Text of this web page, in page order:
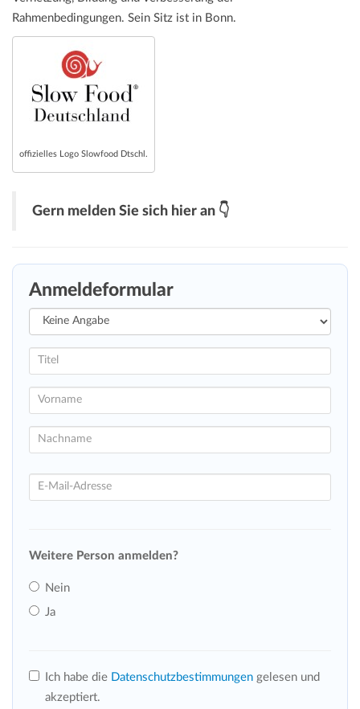
Rahmenbedingungen. Sein Sitz ist in Bonn.
offizielles Logo Slowfood Dtschl.
Gern melden Sie sich hier an 👇
Anmeldeformular
Weitere Person anmelden?
Nein
Ja
Ich habe die Datenschutzbestimmungen gelesen und
akzeptiert.